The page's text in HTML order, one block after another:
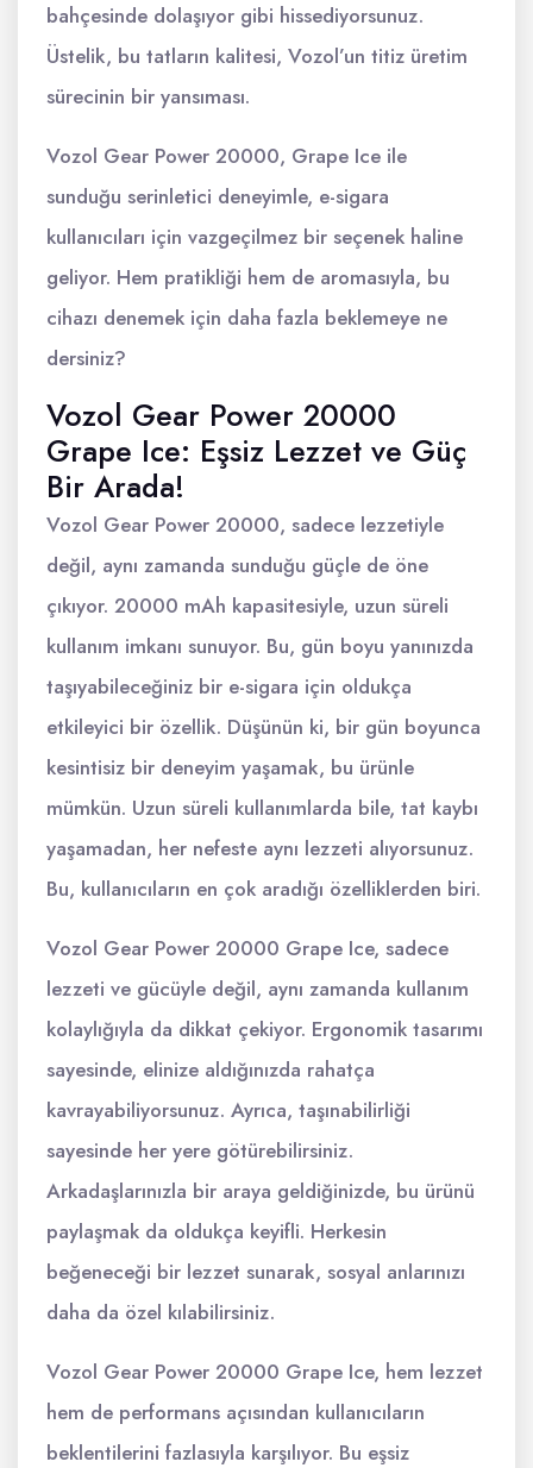
bahçesinde dolaşıyor gibi hissediyorsunuz.
Üstelik, bu tatların kalitesi, Vozol’un titiz üretim
sürecinin bir yansıması.
Vozol Gear Power 20000, Grape Ice ile
sunduğu serinletici deneyimle, e-sigara
kullanıcıları için vazgeçilmez bir seçenek haline
geliyor. Hem pratikliği hem de aromasıyla, bu
cihazı denemek için daha fazla beklemeye ne
dersiniz?
Vozol Gear Power 20000
Grape Ice: Eşsiz Lezzet ve Güç
Bir Arada!
Vozol Gear Power 20000, sadece lezzetiyle
değil, aynı zamanda sunduğu güçle de öne
çıkıyor. 20000 mAh kapasitesiyle, uzun süreli
kullanım imkanı sunuyor. Bu, gün boyu yanınızda
taşıyabileceğiniz bir e-sigara için oldukça
etkileyici bir özellik. Düşünün ki, bir gün boyunca
kesintisiz bir deneyim yaşamak, bu ürünle
mümkün. Uzun süreli kullanımlarda bile, tat kaybı
yaşamadan, her nefeste aynı lezzeti alıyorsunuz.
Bu, kullanıcıların en çok aradığı özelliklerden biri.
Vozol Gear Power 20000 Grape Ice, sadece
lezzeti ve gücüyle değil, aynı zamanda kullanım
kolaylığıyla da dikkat çekiyor. Ergonomik tasarımı
sayesinde, elinize aldığınızda rahatça
kavrayabiliyorsunuz. Ayrıca, taşınabilirliği
sayesinde her yere götürebilirsiniz.
Arkadaşlarınızla bir araya geldiğinizde, bu ürünü
paylaşmak da oldukça keyifli. Herkesin
beğeneceği bir lezzet sunarak, sosyal anlarınızı
daha da özel kılabilirsiniz.
Vozol Gear Power 20000 Grape Ice, hem lezzet
hem de performans açısından kullanıcıların
beklentilerini fazlasıyla karşılıyor. Bu eşsiz